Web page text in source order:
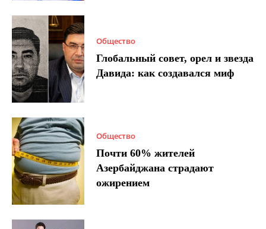
Общество
Глобальный совет, орел и звезда
Давида: как создавался миф
Общество
Почти 60% жителей
Азербайджана страдают
ожирением